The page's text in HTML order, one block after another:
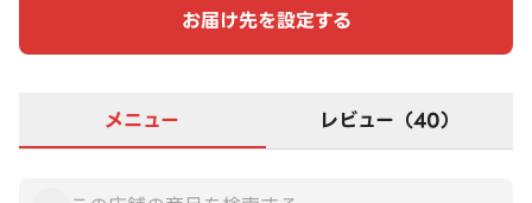
お届け先を設定する
メニュー レビュー（40）